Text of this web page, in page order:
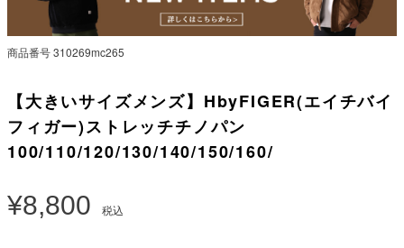
商品番号310269mc265
【大きいサイズメンズ】HbyFIGER(エイチバイ
フィガー)ストレッチチノパン
100/110/120/130/140/150/160/
¥8,800 税込